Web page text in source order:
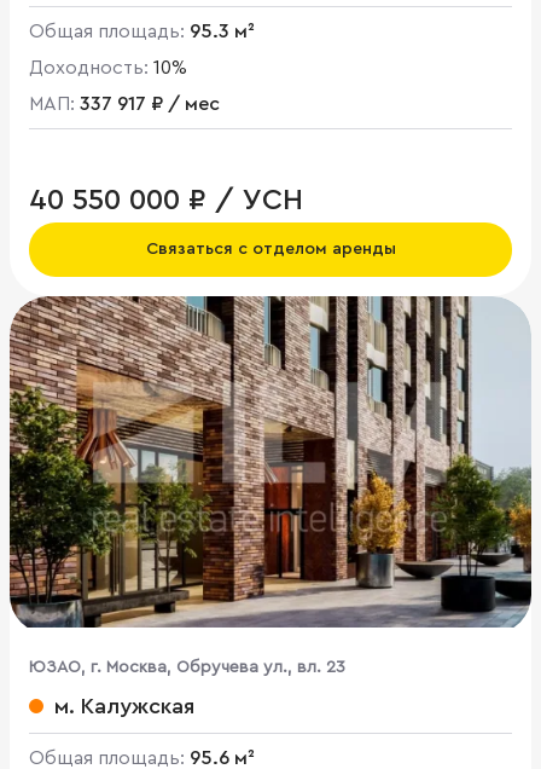
Общая площадь: 95.3 м²
Доходность: 10%
МАП: 337 917 ₽ / мес
40 550 000 ₽ / УСН
Связаться с отделом аренды
ЮЗАО, г. Москва, Обручева ул., вл. 23
м. Калужская
Общая площадь: 95.6 м²